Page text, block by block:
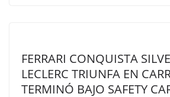
FERRARI CONQUISTA
LECLERC TRIUNFA EN
TERMINÓ BAJO SAFETY